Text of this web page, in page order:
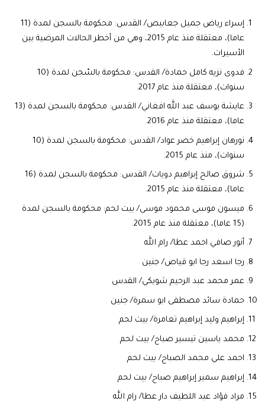
إسراء رياض جميل جعابيص/ القدس: محكومة بالسجن لمدة (11
عاما)، معتقلة منذ عام 2015، وهي من أخطر الحالات المرضية بين
الأسيرات.
فدوى نزيه كامل حمادة/ القدس: محكومة بالسّجن لمدة (10
سنوات)، معتقلة منذ عام 2017.
عايشة يوسف عبد الله افغاني/ القدس: محكومة بالسجن لمدة (13
عاما)، معتقلة منذ عام 2016.
نورهان إبراهيم خضر عواد/ القدس: محكومة بالسجن لمدة (10
سنوات)، منذ عام 2015.
شروق صالح إبراهيم دويات/ القدس: محكومة بالسجن لمدة (16
عاما)، معتقلة منذ عام 2015.
ميسون موسى محمود موسى/ بيت لحم: محكومة بالسجن لمدة
(15 عاما)، معتقلة منذ عام 2015.
أنور صافي احمد عطا/ رام الله
رجا اسعد رجا ابو قياص/ جنين
عمر محمد عبد الرحيم شويكي/ القدس
حمادة سائد مصطفى ابو سمرة/ جنين
إبراهيم وليد إبراهيم تعامرة/ بيت لحم
محمد ياسين تيسير صباح/ بيت لحم
احمد علي محمد الصباح/ بيت لحم
إبراهيم سمير إبراهيم صباح/ بيت لحم
مراد فؤاد عبد اللطيف دار عطا/ رام الله